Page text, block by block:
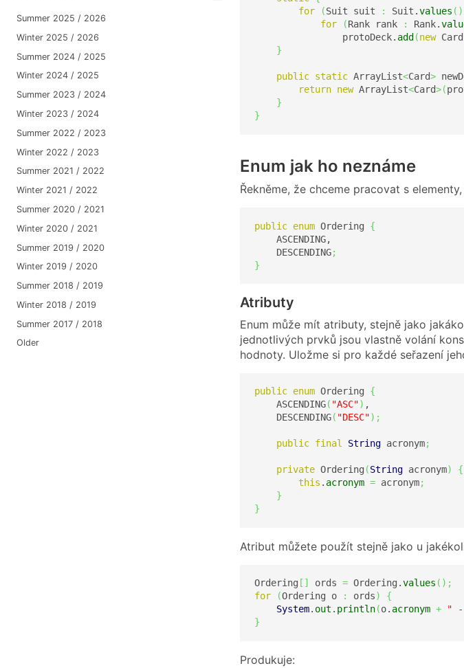
Summer 2025 / 2026
Winter 2025 / 2026
Summer 2024 / 2025
Winter 2024 / 2025
Summer 2023 / 2024
Winter 2023 / 2024
Summer 2022 / 2023
Winter 2022 / 2023
Summer 2021 / 2022
Winter 2021 / 2022
Summer 2020 / 2021
Winter 2020 / 2021
Summer 2019 / 2020
Winter 2019 / 2020
Summer 2018 / 2019
Winter 2018 / 2019
Summer 2017 / 2018
Older
for
(Suit suit : Suit.values ( )
for
(Rank rank : Rank.
                protoDeck.
add (new Card
}
public static ArrayList<Card>
return new ArrayList<Card>(
}
}
Enum jak ho neznáme
Řekněme, že chceme pracovat s
public enum Ordering {
    ASCENDING,
    DESCENDING
;
}
Atributy
Enum může mít atributy, stejně jako
jednotlivých prvků jsou vlastně volání
hodnoty. Uložme si pro každé seřazení
public enum Ordering {
    ASCENDING
( "ASC") ,
    DESCENDING
( "DESC") ;
public final String acronym;
private Ordering (String acronym)
{
this . acronym = acronym;
}
}
Atribut můžete použít stejně jako u
Ordering [ ] ords = Ordering.values ( ) ;
for
(Ordering o : ords)
{
System. out . println(o. acronym + "
}
Produkuje: